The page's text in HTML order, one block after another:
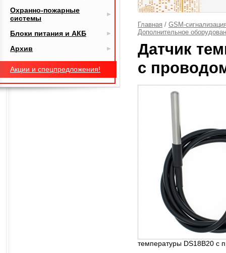
Главная / GSM-
Дополнительное
Датчик
с
температуры DS18B20 с
Охранно-пожарные
системы
Блоки питания и АКБ
Архив
Акции и спецпредложения!